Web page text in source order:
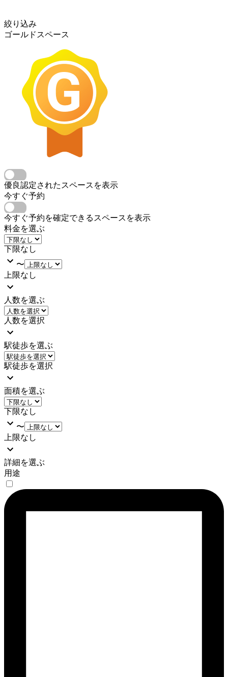
絞り込み
ゴールドスペース
優良認定されたスペースを表示
今すぐ予約
今すぐ予約を確定できるスペースを表示
料金を選ぶ
下限なし
〜
上限なし
人数を選ぶ
人数を選択
駅徒歩を選ぶ
駅徒歩を選択
面積を選ぶ
下限なし
〜
上限なし
詳細を選ぶ
用途